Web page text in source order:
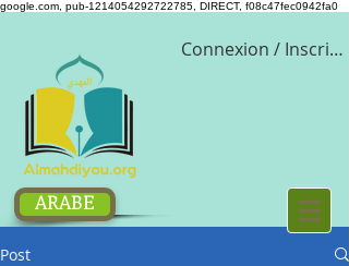
google.com, pub-1214054292722785, DIRECT, f08c47fec0942fa0
Connexion /
ARABE
Post